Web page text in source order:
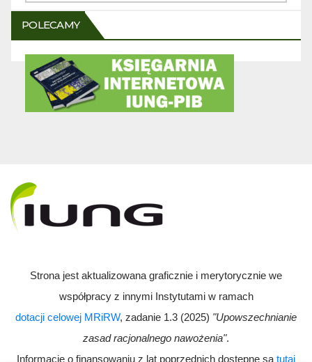
POLECAMY
Strona jest aktualizowana graficznie i merytorycznie we
współpracy z innymi Instytutami w ramach
dotacji celowej MRiRW, zadanie 1.3 (2025) "Upowszechnianie
zasad racjonalnego nawożenia".
Informacje o finansowaniu z lat poprzednich dostępne są tutaj